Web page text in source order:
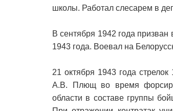
школы. Работал слесарем в
В сентября 1942 года
1943 года. Воевал на
21 октября 1943 года стрелок
А.В. Плющ во время
области в составе группы